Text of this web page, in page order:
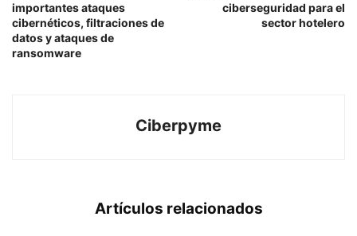
importantes ataques
cibernéticos, filtraciones de
datos y ataques de
ransomware
ciberseguridad para el
sector hotelero
Ciberpyme
Artículos relacionados